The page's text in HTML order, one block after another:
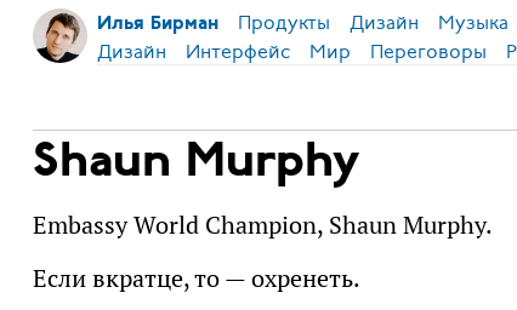
Илья Бирман Продукты Дизайн Музыка
Дизайн Интерфейс Мир Переговоры
Shaun Murphy
Embassy World Champion, Shaun Murphy.
Если вкратце, то — охренеть.